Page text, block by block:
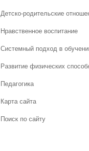
Детско-родительские
Нравственное воспитание
Системный подход в
Развитие физических
Педагогика
Карта сайта
Поиск по сайту